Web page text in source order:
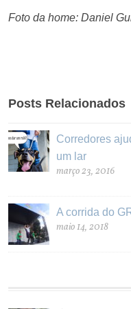
Foto da home: Daniel
Posts Relacionados
Corredores
um lar
março 23, 2016
A corrida do
maio 14, 2018